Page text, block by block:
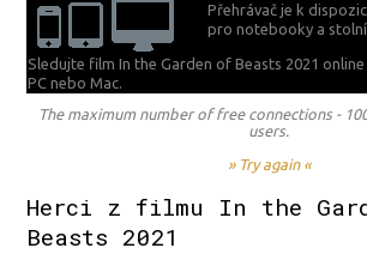
Přehrávač je k
pro notebooky a
Sledujte film In the Garden of Beasts 2021
PC nebo Mac.
The maximum number of free connections -
users.
» Try again «
Herci z filmu In the
Beasts 2021